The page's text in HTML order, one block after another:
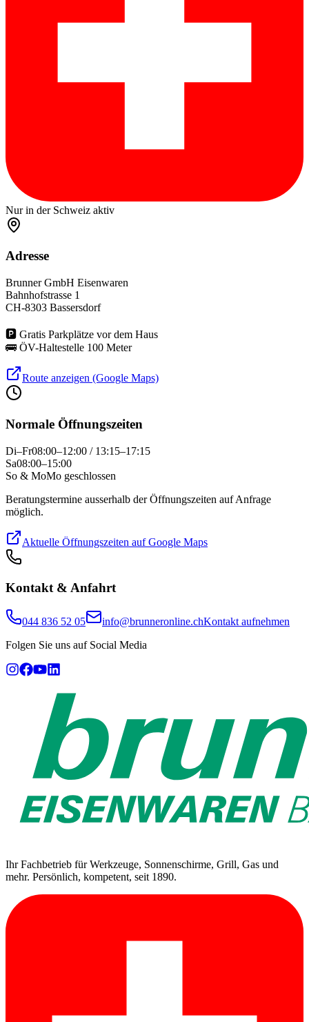
Nur in der Schweiz aktiv
Adresse
Brunner GmbH Eisenwaren
Bahnhofstrasse 1
CH-8303 Bassersdorf
🅿 Gratis Parkplätze vor dem Haus
🚌 ÖV-Haltestelle 100 Meter
Route anzeigen (Google Maps)
Normale Öffnungszeiten
Di–Fr08:00–12:00 / 13:15–17:15
Sa08:00–15:00
So & MoMo geschlossen
Beratungstermine ausserhalb der Öffnungszeiten auf Anfrage
möglich.
Aktuelle Öffnungszeiten auf Google Maps
Kontakt & Anfahrt
044 836 52 05 info@brunneronline.chKontakt aufnehmen
Folgen Sie uns auf Social Media
Ihr Fachbetrieb für Werkzeuge, Sonnenschirme, Grill, Gas und
mehr. Persönlich, kompetent, seit 1890.